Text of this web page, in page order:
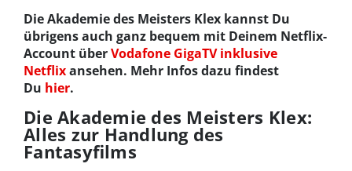
Die Akademie des Meisters Klex kannst Du
übrigens auch ganz bequem mit Deinem Netflix-
Account überVodafone GigaTV inklusive
Netflixansehen. Mehr Infos dazu findest
Du hier.
Die Akademie des Meisters Klex:
Alles zur Handlung des
Fantasyfilms